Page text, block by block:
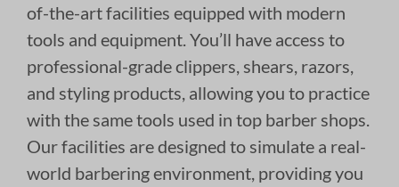
of-the-art facilities equipped with modern
tools and equipment. You’ll have access to
professional-grade clippers, shears, razors,
and styling products, allowing you to practice
with the same tools used in top barber shops.
Our facilities are designed to simulate a real-
world barbering environment, providing you